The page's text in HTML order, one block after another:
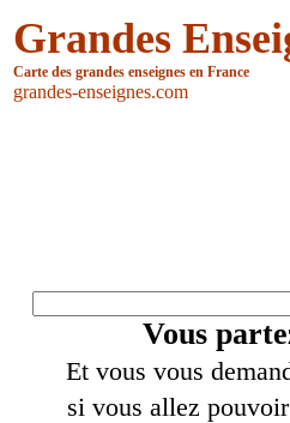
Grandes
Carte des grandes enseignes en France
grandes-enseignes.com
Vous
Et vous vous
si vous allez